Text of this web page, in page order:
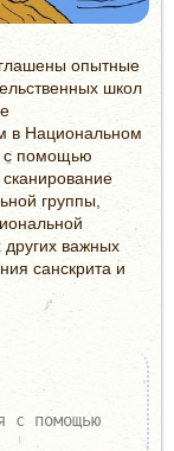
опытные
школ
в Национальном
с помощью
группы,
других важных
санскрита и
с помощью